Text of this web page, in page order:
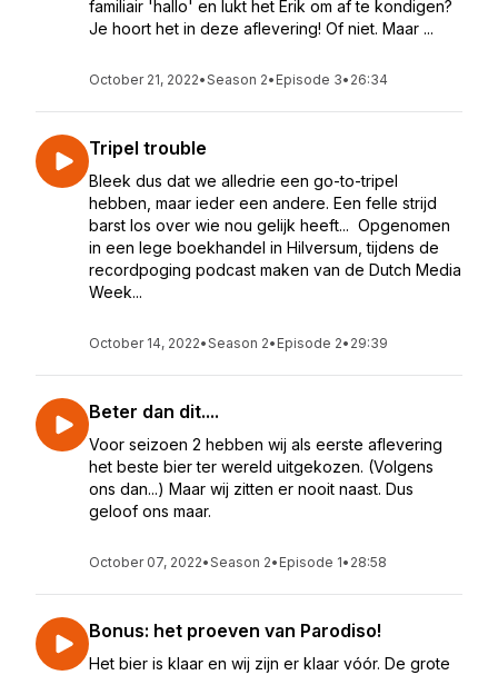
familiair 'hallo' en lukt het Erik om af te kondigen?
Je hoort het in deze aflevering! Of niet. Maar ...
October 21, 2022•Season 2• Episode 3• 26:34
Tripel trouble
Bleek dus dat we alledrie een go-to-tripel
hebben, maar ieder een andere. Een felle strijd
barst los over wie nou gelijk heeft... Opgenomen
in een lege boekhandel in Hilversum, tijdens de
recordpoging podcast maken van de Dutch Media
Week...
October 14, 2022•Season 2• Episode 2• 29:39
Beter dan dit....
Voor seizoen 2 hebben wij als eerste aflevering
het beste bier ter wereld uitgekozen. (Volgens
ons dan...) Maar wij zitten er nooit naast. Dus
geloof ons maar.
October 07, 2022•Season 2• Episode 1• 28:58
Bonus: het proeven van Parodiso!
Het bier is klaar en wij zijn er klaar vóór. De grote